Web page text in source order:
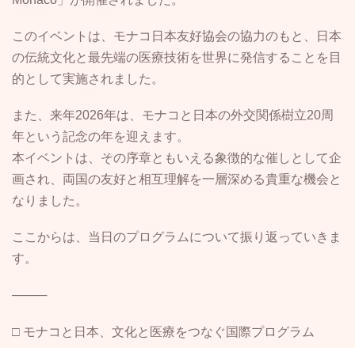
このイベントは、モナコ日本友好協会の協力のもと、日本
の伝統文化と最先端の医療技術を世界に発信することを目
的として実施されました。
また、来年2026年は、モナコと日本の外交関係樹立20周
年という記念の年を迎えます。
本イベントは、その序章ともいえる象徴的な催しとして企
画され、両国の友好と相互理解を一層深める貴重な機会と
なりました。
ここからは、当日のプログラムについて振り返っていきま
す。
────
□ モナコと日本、文化と医療をつなぐ国際プログラム